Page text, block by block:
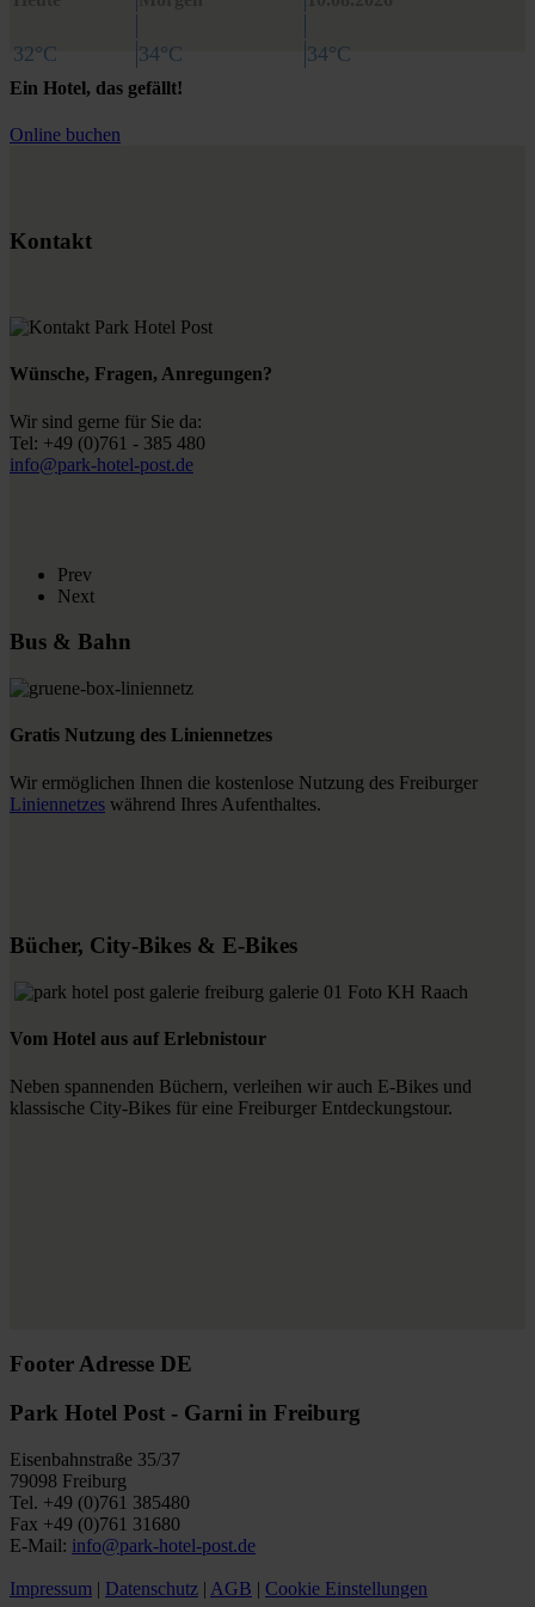
32°C 34°C 34°C
Ein Hotel, das gefällt!
Online buchen
Kontakt
Wünsche, Fragen, Anregungen?
Wir sind gerne für Sie da:
Tel: +49 (0)761 - 385 480
info@park-hotel-post.de
Prev
Next
Bus & Bahn
Gratis Nutzung des Liniennetzes
Wir ermöglichen Ihnen die kostenlose Nutzung des Freiburger
Liniennetzes während Ihres Aufenthaltes.
Bücher, City-Bikes & E-Bikes
Vom Hotel aus auf Erlebnistour
Neben spannenden Büchern, verleihen wir auch E-Bikes und
klassische City-Bikes für eine Freiburger Entdeckungstour.
Footer Adresse DE
Park Hotel Post - Garni in Freiburg
Eisenbahnstraße 35/37
79098 Freiburg
Tel. +49 (0)761 385480
Fax +49 (0)761 31680
E-Mail: info@park-hotel-post.de
Impressum | Datenschutz | AGB | Cookie Einstellungen